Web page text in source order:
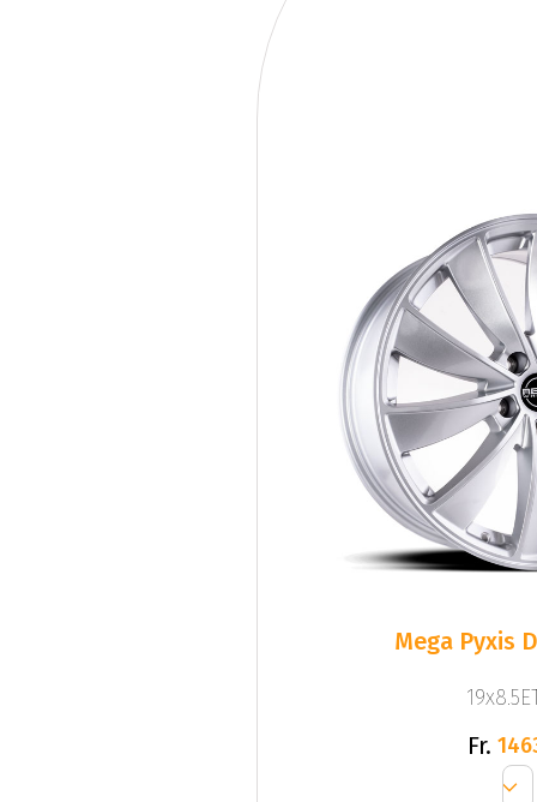
Mega Pyxis
Fr.